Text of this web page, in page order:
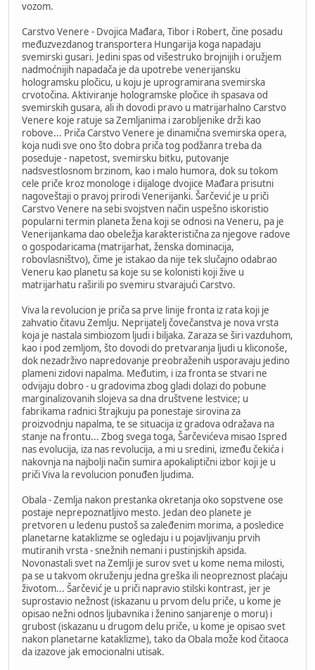
vozom.
Carstvo Venere - Dvojica Mađara, Tibor i Robert, čine posadu
međuzvezdanog transportera Hungarija koga napadaju
svemirski gusari. Jedini spas od višestruko brojnijih i oružjem
nadmoćnijih napadača je da upotrebe venerijansku
hologramsku pločicu, u koju je uprogramirana svemirska
crvotočina. Aktiviranje hologramske pločice ih spasava od
svemirskih gusara, ali ih dovodi pravo u matrijarhalno Carstvo
Venere koje ratuje sa Zemljanima i zarobljenike drži kao
robove... Priča Carstvo Venere je dinamična svemirska opera,
koja nudi sve ono što dobra priča tog podžanra treba da
poseduje - napetost, svemirsku bitku, putovanje
nadsvestlosnom brzinom, kao i malo humora, dok su tokom
cele priče kroz monologe i dijaloge dvojice Mađara prisutni
nagoveštaji o pravoj prirodi Venerijanki. Šarčević je u priči
Carstvo Venere na sebi svojstven način uspešno iskoristio
popularni termin planeta žena koji se odnosi na Veneru, pa je
Venerijankama dao obeležja karakteristična za njegove radove
o gospodaricama (matrijarhat, ženska dominacija,
robovlasništvo), čime je istakao da nije tek slučajno odabrao
Veneru kao planetu sa koje su se kolonisti koji žive u
matrijarhatu raširili po svemiru stvarajući Carstvo.
Viva la revolucion je priča sa prve linije fronta iz rata koji je
zahvatio čitavu Zemlju. Neprijatelj čovečanstva je nova vrsta
koja je nastala simbiozom ljudi i biljaka. Zaraza se širi vazduhom,
kao i pod zemljom, što dovodi do pretvaranja ljudi u kliconoše,
dok nezadrživo napredovanje preobraženih usporavaju jedino
plameni zidovi napalma. Međutim, i iza fronta se stvari ne
odvijaju dobro - u gradovima zbog gladi dolazi do pobune
marginalizovanih slojeva sa dna društvene lestvice; u
fabrikama radnici štrajkuju pa ponestaje sirovina za
proizvodnju napalma, te se situacija iz gradova odražava na
stanje na frontu... Zbog svega toga, Šarčevićeva misao Ispred
nas evolucija, iza nas revolucija, a mi u sredini, između čekića i
nakovnja na najbolji način sumira apokaliptični izbor koji je u
priči Viva la revolucion ponuđen ljudima.
Obala - Zemlja nakon prestanka okretanja oko sopstvene ose
postaje neprepoznatljivo mesto. Jedan deo planete je
pretvoren u ledenu pustoš sa zaleđenim morima, a posledice
planetarne kataklizme se ogledaju i u pojavljivanju prvih
mutiranih vrsta - snežnih nemani i pustinjskih apsida.
Novonastali svet na Zemlji je surov svet u kome nema milosti,
pa se u takvom okruženju jedna greška ili neopreznost plaćaju
životom... Šarčević je u priči napravio stilski kontrast, jer je
suprostavio nežnost (iskazanu u prvom delu priče, u kome je
opisao nežni odnos ljubavnika i ženino sanjarenje o moru) i
grubost (iskazanu u drugom delu priče, u kome je opisao svet
nakon planetarne kataklizme), tako da Obala može kod čitaoca
da izazove jak emocionalni utisak.